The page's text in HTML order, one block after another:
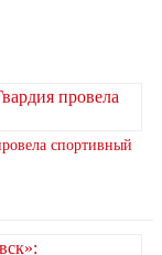
спортивный